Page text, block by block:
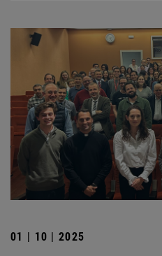
01 | 10 | 2025